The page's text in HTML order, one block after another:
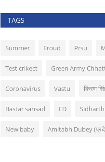
TAGS
Summer Froud Prsu
Test crikect Green Army
Coronavirus Vastu किरण
Bastar sansad ED
New baby Amitabh Dubey